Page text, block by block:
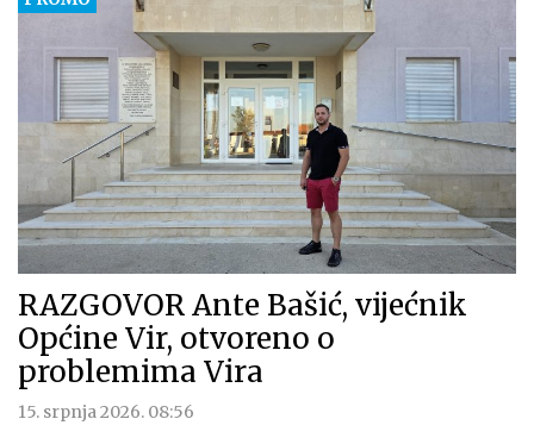
RAZGOVOR Ante Bašić, vijećnik
Općine Vir, otvoreno o
problemima Vira
15. srpnja 2026. 08:56